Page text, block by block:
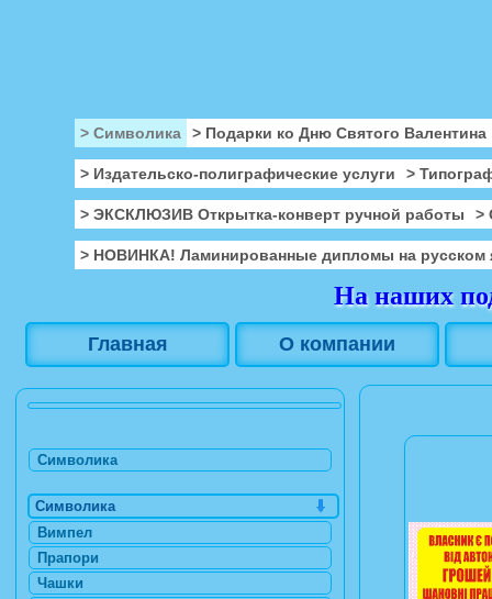
> Символика > Подарки ко Дню Святого Валентина
> Издательско-полиграфические услуги >
> ЭКСКЛЮЗИВ Открытка-конверт ручной работы >
> НОВИНКА! Ламинированные дипломы на русском
На наших
Главная О компании
Символика
Символика
Вимпел
Прапори
Чашки